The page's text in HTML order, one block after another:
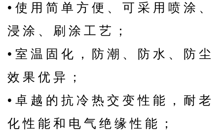
• 使 用 简 单 方 便 、 可 采 用 喷 涂 、
浸 涂 、 刷 涂 工 艺 ；
• 室 温 固 化 ， 防 潮 、 防 水 、 防 尘
效 果 优 异 ；
• 卓 越 的 抗 冷 热 交 变 性 能 ， 耐 老
化 性 能 和 电 气 绝 缘 性 能 ；